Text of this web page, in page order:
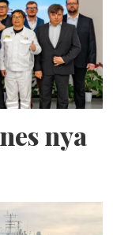
nya